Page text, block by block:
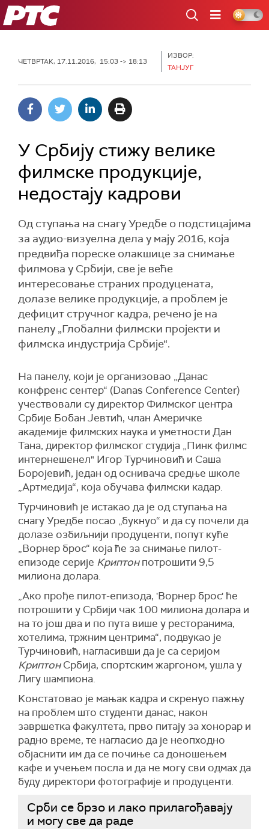
РТС
ЧЕТВРТАК, 17.11.2016, 15:03 -> 18:13
ИЗВОР:
ТАНЈУГ
У Србију стижу велике
филмске продукције,
недостају кадрови
Од ступања на снагу Уредбе о подстицајима
за аудио-визуелна дела у мају 2016, која
предвиђа пореске олакшице за снимање
филмова у Србији, све је веће
интересовање страних продуцената,
долазе велике продукције, а проблем је
дефицит стручног кадра, речено је на
панелу „Глобални филмски пројекти и
филмска индустрија Србије“.
На панелу, који је организовао „Данас
конфренс сентер“ (Danas Conference Center)
учествовали су директор Филмског центра
Србије Бобан Јевтић, члан Америчке
академије филмских наука и уметности Дан
Тана, директор филмског студија „Пинк филмс
интернешенел" Игор Турчиновић и Саша
Боројевић, један од оснивача средње школе
„Артмедија“, која обучава филмски кадар.
Турчиновић је истакао да је од ступања на
снагу Уредбе посао „букнуо“ и да су почели да
долазе озбиљнији продуценти, попут куће
„Ворнер брос“ која ће за снимање пилот-
епизоде серије Криптонпотрошити 9,5
милиона долара.
„Ако прође пилот-епизода, 'Ворнер брос' ће
потрошити у Србији чак 100 милиона долара и
на то још два и по пута више у ресторанима,
хотелима, тржним центрима“, подвукао је
Турчиновић, нагласивши да је са серијом
КриптонСрбија, спортским жаргоном, ушла у
Лигу шампиона.
Kонстатовао je мањак кадра и скренуо пажњу
на проблем што студенти данас, након
завршетка факултета, прво питају за хонорар и
радно време, те нагласио да је неопходно
објаснити им да се почиње са доношењем
кафе и учењем посла и да не могу сви одмах да
буду директори фотографије и продуценти.
Срби се брзо и лако прилагођавају
и могу све да раде